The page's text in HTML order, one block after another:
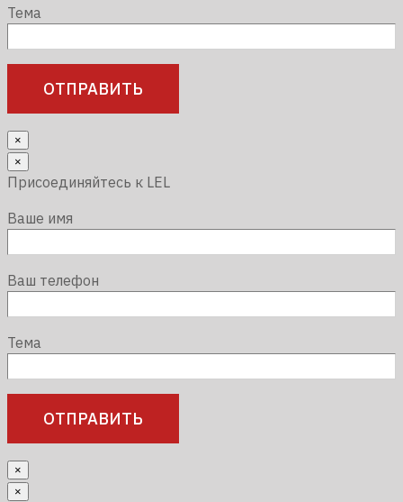
Тема
×
×
Присоединяйтесь к LEL
Ваше имя
Ваш телефон
Тема
×
×